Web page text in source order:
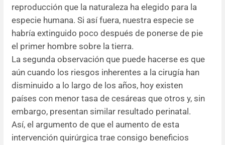
reproducción que la naturaleza ha elegido para la
especie humana. Si así fuera, nuestra especie se
habría extinguido poco después de ponerse de pie
el primer hombre sobre la tierra.
La segunda observación que puede hacerse es que
aún cuando los riesgos inherentes a la cirugía han
disminuido a lo largo de los años, hoy existen
países con menor tasa de cesáreas que otros y, sin
embargo, presentan similar resultado perinatal.
Así, el argumento de que el aumento de esta
intervención quirúrgica trae consigo beneficios